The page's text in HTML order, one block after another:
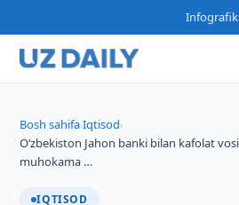
Bosh sahifa›Iqtisod›
Oʻzbekiston Jahon banki bilan kafolat
muhokama …
IQTISOD